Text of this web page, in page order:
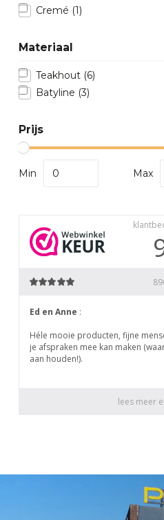
Cremé (1)
Materiaal
Teakhout (6)
Batyline (3)
Prijs
Min Max